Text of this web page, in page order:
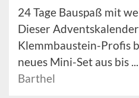
24 Tage Bauspaß mit
Dieser
Klemmbaustein-Profis
neues Mini-Set aus bis ...
Barthel